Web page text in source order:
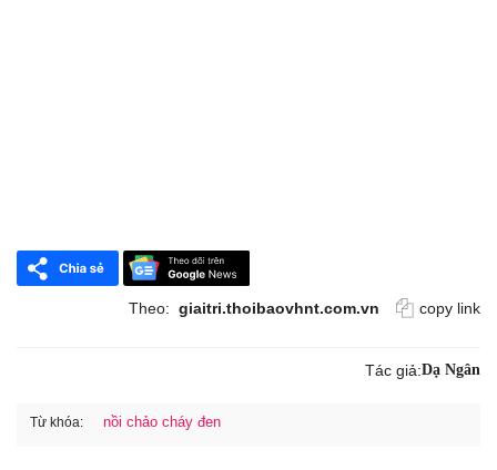
Theo: giaitri.thoibaovhnt.com.vn copy link
Tác giả:Dạ Ngân
Từ khóa: nồi chảo cháy đen